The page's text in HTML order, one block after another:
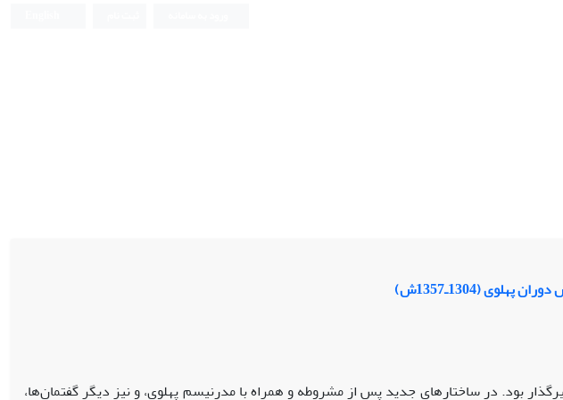
(1304ـ1357‌ش)
بود. در ساختارهای جدید پس از مشروطه و همراه با مدرنیسم پهلوی، و نیز دیگر گفتمان‌ها،